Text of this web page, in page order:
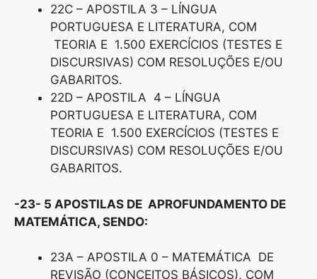
22C – APOSTILA 3 – LÍNGUA
PORTUGUESA E LITERATURA, COM
TEORIA E 1.500 EXERCÍCIOS (TESTES E
DISCURSIVAS) COM RESOLUÇÕES E/OU
GABARITOS.
22D – APOSTILA 4 – LÍNGUA
PORTUGUESA E LITERATURA, COM
TEORIA E 1.500 EXERCÍCIOS (TESTES E
DISCURSIVAS) COM RESOLUÇÕES E/OU
GABARITOS.
-23- 5 APOSTILAS DE APROFUNDAMENTO DE
MATEMÁTICA, SENDO:
23A – APOSTILA 0 – MATEMÁTICA DE
REVISÃO (CONCEITOS BÁSICOS), COM